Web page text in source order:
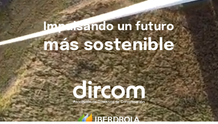
Impulsando un futuro
más sostenible